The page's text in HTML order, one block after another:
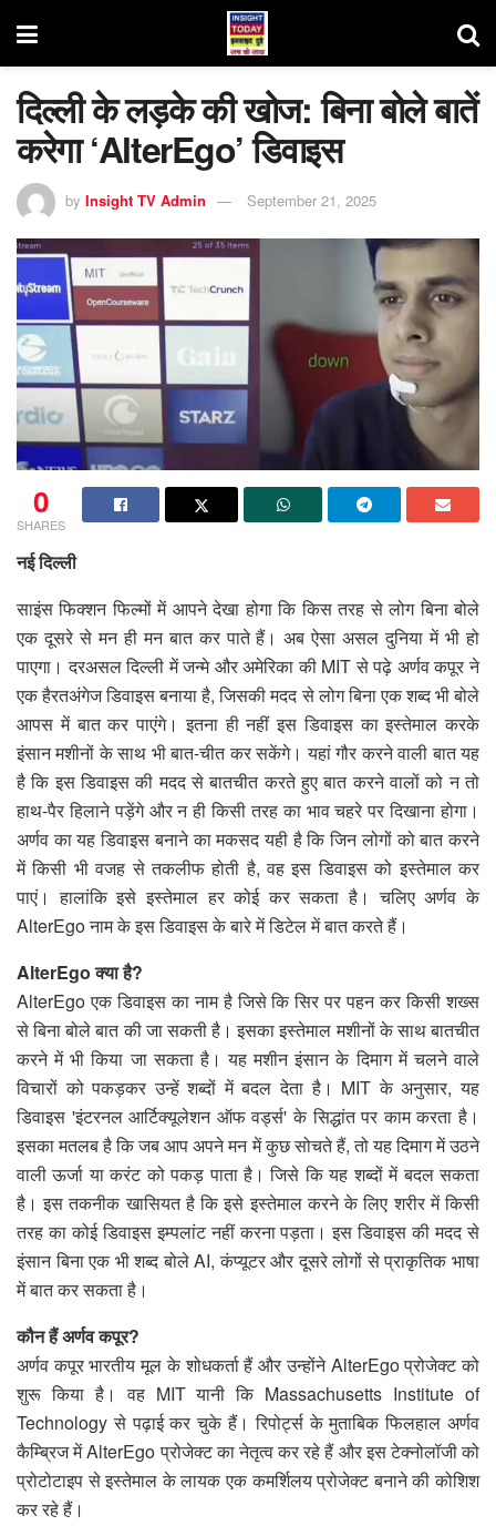
दिल्ली के लड़के की खोज: बिना बोले बातें
करेगा ‘AlterEgo’ डिवाइस
by Insight TV Admin September 21, 2025
0
SHARES
नई दिल्ली
साइंस फिक्शन फिल्मों में आपने देखा होगा कि किस तरह से लोग बिना बोले
एक दूसरे से मन ही मन बात कर पाते हैं। अब ऐसा असल दुनिया में भी हो
पाएगा। दरअसल दिल्ली में जन्मे और अमेरिका की MIT से पढ़े अर्णव कपूर ने
एक हैरतअंगेज डिवाइस बनाया है, जिसकी मदद से लोग बिना एक शब्द भी बोले
आपस में बात कर पाएंगे। इतना ही नहीं इस डिवाइस का इस्तेमाल करके
इंसान मशीनों के साथ भी बात-चीत कर सकेंगे। यहां गौर करने वाली बात यह
है कि इस डिवाइस की मदद से बातचीत करते हुए बात करने वालों को न तो
हाथ-पैर हिलाने पड़ेंगे और न ही किसी तरह का भाव चहरे पर दिखाना होगा।
अर्णव का यह डिवाइस बनाने का मकसद यही है कि जिन लोगों को बात करने
में किसी भी वजह से तकलीफ होती है, वह इस डिवाइस को इस्तेमाल कर
पाएं। हालांकि इसे इस्तेमाल हर कोई कर सकता है। चलिए अर्णव के
AlterEgo नाम के इस डिवाइस के बारे में डिटेल में बात करते हैं।
AlterEgo क्या है?
AlterEgo एक डिवाइस का नाम है जिसे कि सिर पर पहन कर किसी शख्स
से बिना बोले बात की जा सकती है। इसका इस्तेमाल मशीनों के साथ बातचीत
करने में भी किया जा सकता है। यह मशीन इंसान के दिमाग में चलने वाले
विचारों को पकड़कर उन्हें शब्दों में बदल देता है। MIT के अनुसार, यह
डिवाइस 'इंटरनल आर्टिक्यूलेशन ऑफ वर्ड्स' के सिद्धांत पर काम करता है।
इसका मतलब है कि जब आप अपने मन में कुछ सोचते हैं, तो यह दिमाग में उठने
वाली ऊर्जा या करंट को पकड़ पाता है। जिसे कि यह शब्दों में बदल सकता
है। इस तकनीक खासियत है कि इसे इस्तेमाल करने के लिए शरीर में किसी
तरह का कोई डिवाइस इम्पलांट नहीं करना पड़ता। इस डिवाइस की मदद से
इंसान बिना एक भी शब्द बोले AI, कंप्यूटर और दूसरे लोगों से प्राकृतिक भाषा
में बात कर सकता है।
कौन हैं अर्णव कपूर?
अर्णव कपूर भारतीय मूल के शोधकर्ता हैं और उन्होंने AlterEgo प्रोजेक्ट को
शुरू किया है। वह MIT यानी कि Massachusetts Institute of
Technology से पढ़ाई कर चुके हैं। रिपोर्ट्स के मुताबिक फिलहाल अर्णव
कैम्ब्रिज में AlterEgo प्रोजेक्ट का नेतृत्व कर रहे हैं और इस टेक्नोलॉजी को
प्रोटोटाइप से इस्तेमाल के लायक एक कमर्शिलय प्रोजेक्ट बनाने की कोशिश
कर रहे हैं।